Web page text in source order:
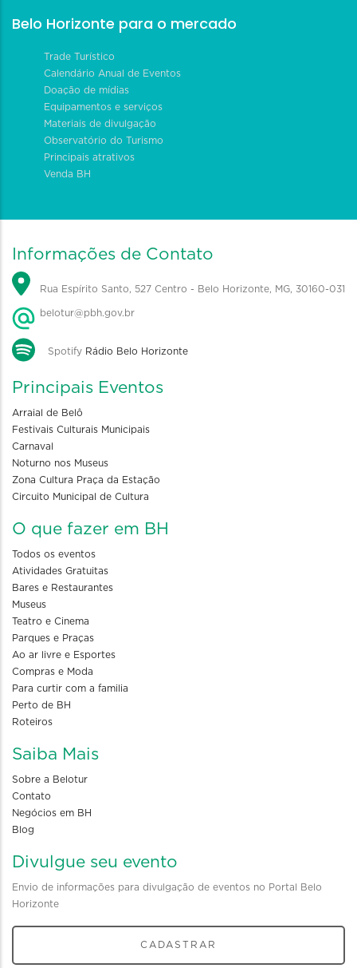
Belo Horizonte para o mercado
Trade Turístico
Calendário Anual de Eventos
Doação de mídias
Equipamentos e serviços
Materiais de divulgação
Observatório do Turismo
Principais atrativos
Venda BH
Informações de Contato
Rua Espírito Santo, 527 Centro - Belo Horizonte, MG, 30160-031
belotur@pbh.gov.br
Spotify Rádio Belo Horizonte
Principais Eventos
Arraial de Belô
Festivais Culturais Municipais
Carnaval
Noturno nos Museus
Zona Cultura Praça da Estação
Circuito Municipal de Cultura
O que fazer em BH
Todos os eventos
Atividades Gratuitas
Bares e Restaurantes
Museus
Teatro e Cinema
Parques e Praças
Ao ar livre e Esportes
Compras e Moda
Para curtir com a familia
Perto de BH
Roteiros
Saiba Mais
Sobre a Belotur
Contato
Negócios em BH
Blog
Divulgue seu evento
Envio de informações para divulgação de eventos no Portal Belo
Horizonte
CADASTRAR